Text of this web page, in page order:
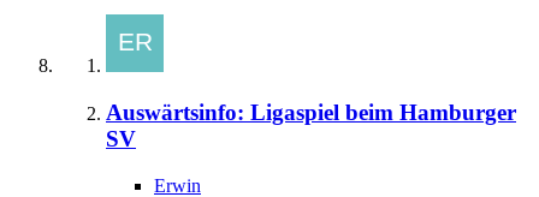
Auswärtsinfo: Ligaspiel beim Hamburger
SV
Erwin